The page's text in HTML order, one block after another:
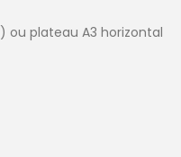
ou plateau A3 horizontal